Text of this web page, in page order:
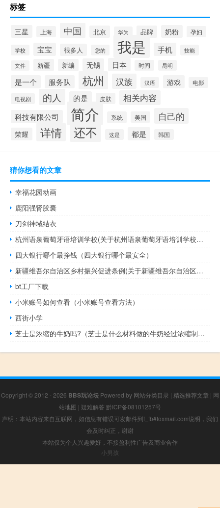
标签
三星 上海 中国 北京 华为 品牌 奶粉 孕妇
学校 宝宝 很多人 您的 我是 手机 技能
文件 新疆 新编 无锡 日本 时间 昆明
是一个 服务队 杭州 汉族 汉语 游戏 电影
电视剧 的人 的是 皮肤 相关内容
科技有限公司 简介 系统 美国 自己的
荣耀 详情 还不 这是 都是 韩国
猜你想看的文章
幸福花园动画
鹿阳强肾胶囊
刀剑神域结衣
杭州语泉葡萄牙语培训学校(关于杭州语泉葡萄牙语培训学校的简介)
四大银行哪个最挣钱（四大银行哪个最安全）
新疆维吾尔自治区乡村振兴促进条例(关于新疆维吾尔自治区乡村振兴促进条例的简介)
bt工厂下载
小米账号如何查看（小米账号查看方法）
西街小学
芝士是浓缩的牛奶吗?（芝士是什么材料做的牛奶经过浓缩制做的天然食物）
Copyright © 2012 - 2026 BBS玩论坛 Powered by 网站分类目录 | 精选推荐文章 | 网
站地图 | 疑难解答 黔ICP备08101257号
声明：本站内容来自互联网，如信息有错误可发邮件到f_fb#foxmail.com说明，我们
会及时纠正，谢谢
本站仅为个人兴趣爱好，不接盈利性广告及商业合作
小男孩